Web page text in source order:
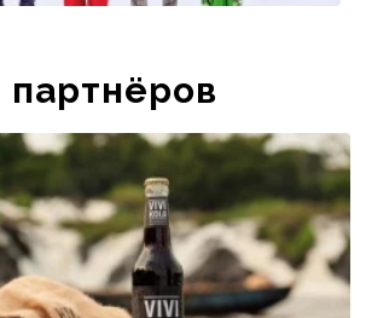
партнёров